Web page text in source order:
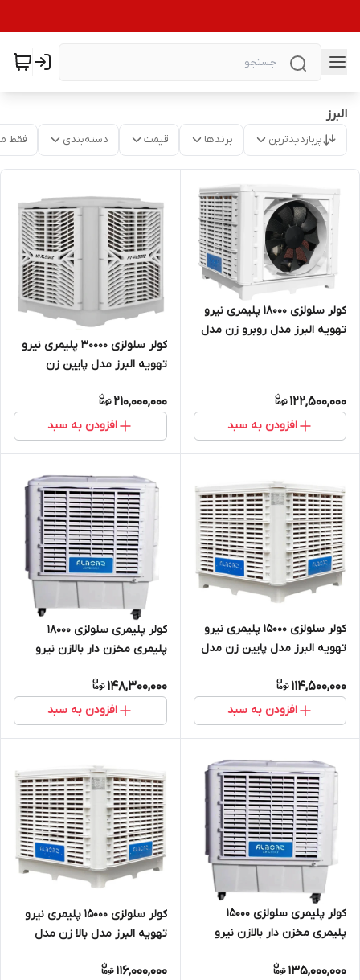
البرز
پربازدیدترین برندها قیمت دسته‌بندی فقط
کولر سلولزی 18000 پلیمری نیرو
تهویه البرز مدل روبرو زن مدل
122,500,000
افزودن به سبد
کولر سلولزی 30000 پلیمری نیرو
تهویه البرز مدل پایین زن
210,000,000
افزودن به سبد
کولر سلولزی 15000 پلیمری نیرو
تهویه البرز مدل پایین زن مدل
114,500,000
افزودن به سبد
کولر پلیمری سلولزی 18000
پلیمری مخزن دار بالازن نیرو
148,300,000
افزودن به سبد
کولر پلیمری سلولزی 15000
پلیمری مخزن دار بالازن نیرو
135,000,000
کولر سلولزی 15000 پلیمری نیرو
تهویه البرز مدل بالا زن مدل
116,000,000